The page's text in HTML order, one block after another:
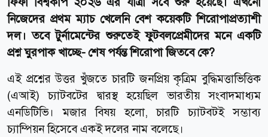
নিজেদের প্রথম ম্যাচ খেলেনি বেশ কয়েকটি শিরোপাপ্রত্যাশী
দল। তবে টুর্নামেন্টের শুরুতেই ফুটবলপ্রেমীদের মনে একটি
প্রশ্ন ঘুরপাক খাচ্ছে- শেষ পর্যন্ত শিরোপা জিতবে কে?
এই প্রশ্নের উত্তর খুঁজতে চারটি জনপ্রিয় কৃত্রিম বুদ্ধিমত্তাভিত্তিক
(এআই) চ্যাটবটের দ্বারস্থ হয়েছিল ভারতীয় সংবাদমাধ্যম
এনডিটিভি। মজার বিষয় হলো, চারটি চ্যাটবটই সম্ভাব্য
চ্যাম্পিয়ন হিসেবে একই দলের নাম বলেছে।